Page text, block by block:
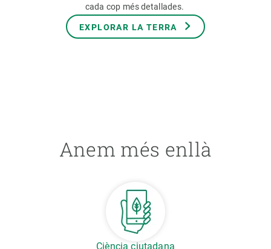
cada cop més detallades.
EXPLORAR LA TERRA
Anem més enllà
Ciència ciutadana